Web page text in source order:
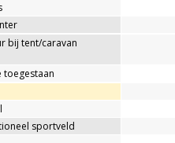
bij tent/caravan
toegestaan
sportveld